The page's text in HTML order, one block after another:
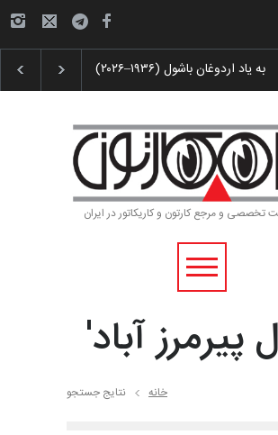
به یاد اردوغان باشول (۱۹۳۶–۲۰۲۶)
تخصصی و مرجع کارتون و کاریکاتور در ایران
پیرمرز آباد'
خانه نتایج جستجو